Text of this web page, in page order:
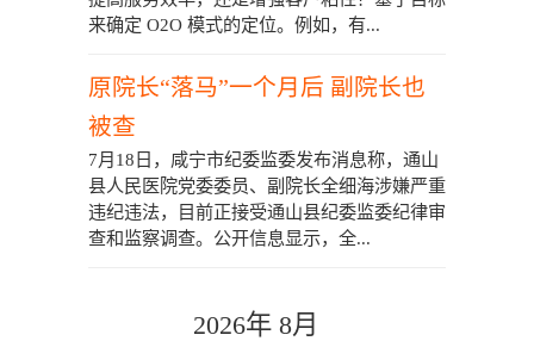
来确定 O2O 模式的定位。例如，有...
原院长“落马”一个月后 副院长也
被查
7月18日，咸宁市纪委监委发布消息称，通山
县人民医院党委委员、副院长全细海涉嫌严重
违纪违法，目前正接受通山县纪委监委纪律审
查和监察调查。公开信息显示，全...
2026年 8月